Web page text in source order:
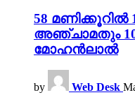
58 മണിക്കൂറിൽ
അഞ്ചാമതും
മോഹൻലാൽ
by Web Desk